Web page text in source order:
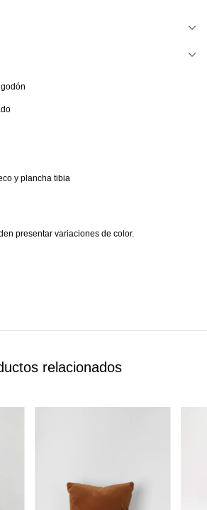
y plancha tibia
presentar variaciones de color.
relacionados